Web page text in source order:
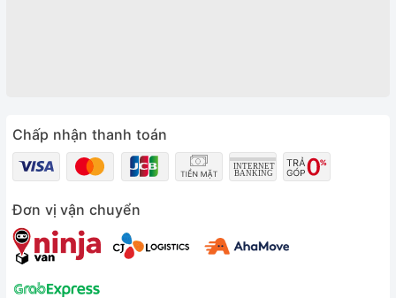
Chấp nhận thanh toán
Đơn vị vận chuyển